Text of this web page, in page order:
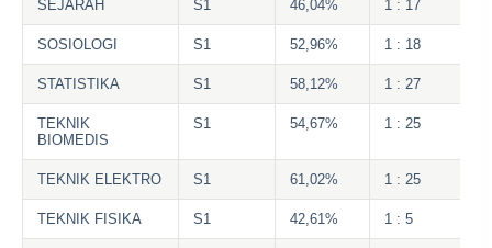
SEJARAH S1 46,04% 1 : 17
SOSIOLOGI S1 52,96% 1 : 18
STATISTIKA S1 58,12% 1 : 27
TEKNIK
BIOMEDIS
S1 54,67% 1 : 25
TEKNIK ELEKTRO S1 61,02% 1 : 25
TEKNIK FISIKA S1 42,61% 1 : 5